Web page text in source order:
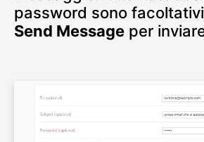
password sono
Send Message per